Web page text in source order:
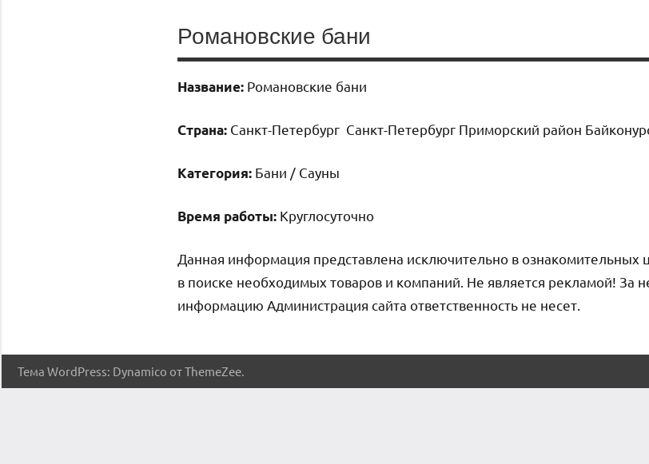
Романовские бани
Название: Романовские бани
Страна: Санкт-Петербург Санкт-Петербург Приморский район
Категория: Бани / Сауны
Время работы: Круглосуточно
Данная информация представлена исключительно в ознакомительных
в поиске необходимых товаров и компаний. Не является рекламой! За
информацию Администрация сайта ответственность не несет.
Тема WordPress: Dynamico от ThemeZee.